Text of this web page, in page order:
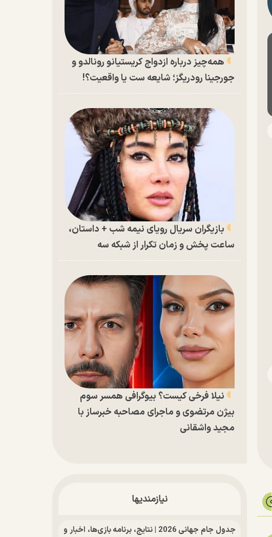
همه‌چیز درباره ازدواج کریستیانو رونالدو و
جورجینا رودریگز؛ شایعه ست یا واقعیت؟!
بازیگران سریال رویای نیمه شب + داستان،
ساعت پخش و زمان تکرار از شبکه سه
نیلا فرخی کیست؟ بیوگرافی همسر سوم
بیژن مرتضوی و ماجرای مصاحبه خبرساز با
مجید واشقانی
نیازمندیها
جدول جام جهانی 2026 | نتایج، برنامه بازی‌ها، اخبار و